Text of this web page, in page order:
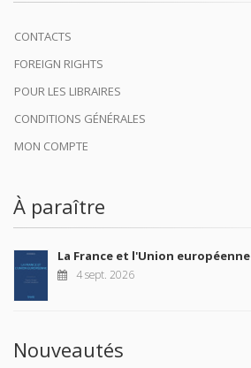
CONTACTS
FOREIGN RIGHTS
POUR LES LIBRAIRES
CONDITIONS GÉNÉRALES
MON COMPTE
À paraître
La France et l'Union européenne
4 sept. 2026
Nouveautés